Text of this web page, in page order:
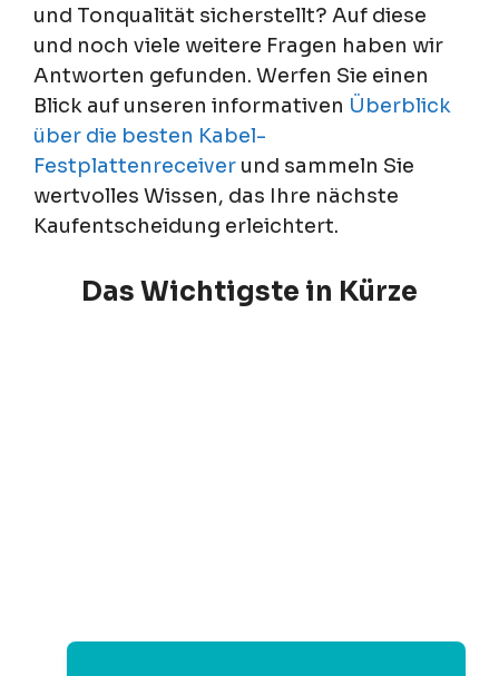
und Tonqualität sicherstellt? Auf diese
und noch viele weitere Fragen haben wir
Antworten gefunden. Werfen Sie einen
Blick auf unseren informativen Überblick
über die besten Kabel-
Festplattenreceiver und sammeln Sie
wertvolles Wissen, das Ihre nächste
Kaufentscheidung erleichtert.
Das Wichtigste in Kürze